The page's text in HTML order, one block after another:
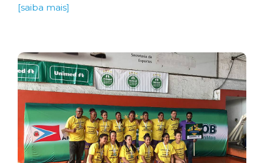
[saiba mais]